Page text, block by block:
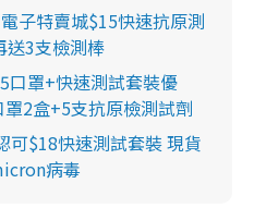
子特賣城$15快速抗原測
送3支檢測棒
口罩+快速測試套裝優
2盒+5支抗原檢測試劑
可$18快速測試套裝 現貨
病毒